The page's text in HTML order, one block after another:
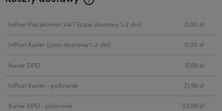
Cena nie zawiera ewentualnych kosztów płatności
InPost Paczkomat 24/7(czas dostawy 1-2 dni) 0,00 zł
InPost Kurier(czas dostawy 1-2 dni) 0,00 zł
Kurier DPD 17,99 zł
InPost Kurier - pobranie 21,99 zł
Kurier DPD - pobranie 23,99 zł